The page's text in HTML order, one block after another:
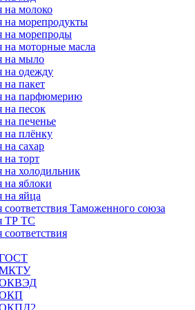
на молоко
на морепродукты
на морепроды
на моторные масла
на мыло
на одежду
на пакет
на парфюмерию
на песок
на печенье
на плёнку
на сахар
на торт
на холодильник
на яблоки
на яйца
соответствия Таможенного союза
ТР ТС
ГОСТ
МКТУ
ОКВЭД
ОКП
ОКПД2